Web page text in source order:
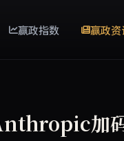
赢政指数 赢政资
加